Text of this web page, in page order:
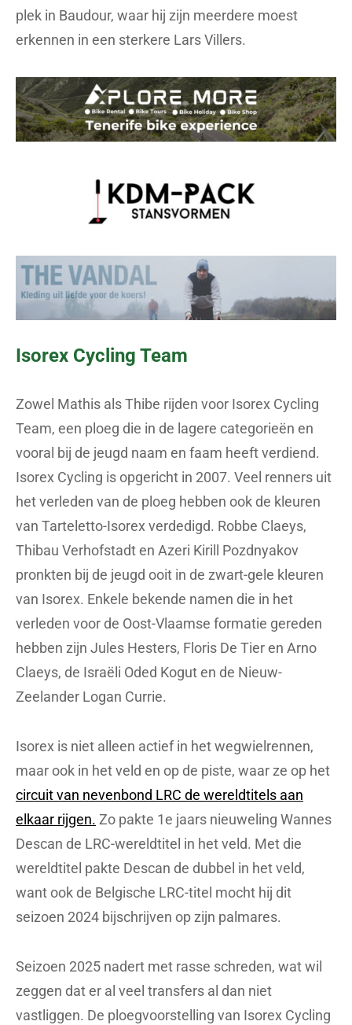
plek in Baudour, waar hij zijn meerdere moest
erkennen in een sterkere Lars Villers.
Isorex Cycling Team
Zowel Mathis als Thibe rijden voor Isorex Cycling
Team, een ploeg die in de lagere categorieën en
vooral bij de jeugd naam en faam heeft verdiend.
Isorex Cycling is opgericht in 2007. Veel renners uit
het verleden van de ploeg hebben ook de kleuren
van Tarteletto-Isorex verdedigd. Robbe Claeys,
Thibau Verhofstadt en Azeri Kirill Pozdnyakov
pronkten bij de jeugd ooit in de zwart-gele kleuren
van Isorex. Enkele bekende namen die in het
verleden voor de Oost-Vlaamse formatie gereden
hebben zijn Jules Hesters, Floris De Tier en Arno
Claeys, de Israëli Oded Kogut en de Nieuw-
Zeelander Logan Currie.
Isorex is niet alleen actief in het wegwielrennen,
maar ook in het veld en op de piste, waar ze op het
circuit van nevenbond LRC de wereldtitels aan
elkaar rijgen. Zo pakte 1e jaars nieuweling Wannes
Descan de LRC-wereldtitel in het veld. Met die
wereldtitel pakte Descan de dubbel in het veld,
want ook de Belgische LRC-titel mocht hij dit
seizoen 2024 bijschrijven op zijn palmares.
Seizoen 2025 nadert met rasse schreden, wat wil
zeggen dat er al veel transfers al dan niet
vastliggen. De ploegvoorstelling van Isorex Cycling